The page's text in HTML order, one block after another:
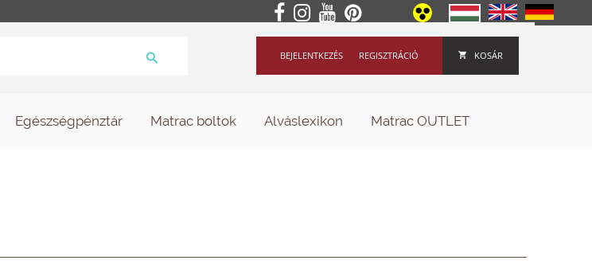
KOSÁR
REGISZTRÁCIÓ
BEJELENTKEZÉS
Egészségpénztár Matrac boltok Alváslexikon Matrac OUTLET